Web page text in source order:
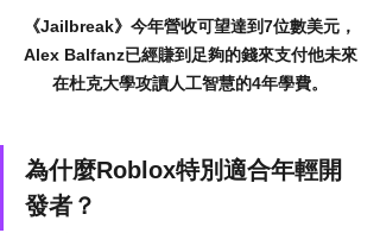
《Jailbreak》今年營收可望達到7位數美元，
Alex Balfanz已經賺到足夠的錢來支付他未來
在杜克大學攻讀人工智慧的4年學費。
為什麼Roblox特別適合年輕開
發者？